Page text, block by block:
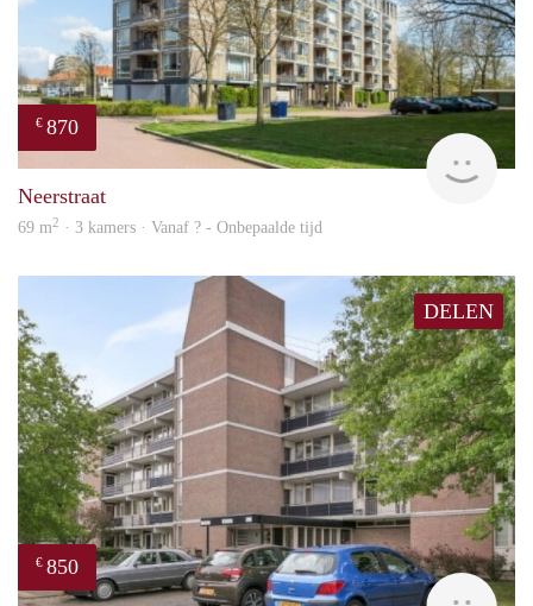
€ 870
Neerstraat
69 m2 · 3 kamers · Vanaf ? - Onbepaalde tijd
DELEN
€ 850
rent